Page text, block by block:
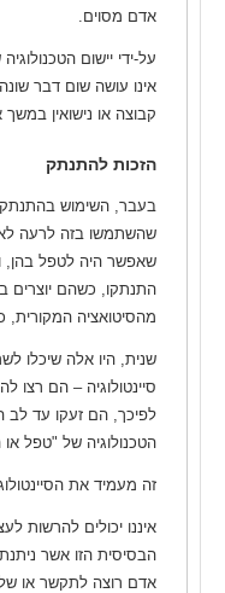
אדם מסוים.
על-ידי יישום
אינו עושה שום דבר
קבוצה או נישואין במשך
הזכות להתנתק
בעבר, השימוש
שהשתמשו בזה לרעה
שאפשר היה לטפל בהן,
התנתקו, כשהם יוצרים
מהסיטואציה המקורית,
שנית, היו אלה שיכלו
סיינטולוגיה – הם רצו
לפיכך, הם זעקו עד לב
הטכנולוגיה של "טפל
זה מעמיד את
איננו יכולים להרשות
הבסיסית הזו אשר
אדם רוצה לתקשר או